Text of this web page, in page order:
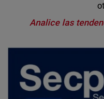
Analice las